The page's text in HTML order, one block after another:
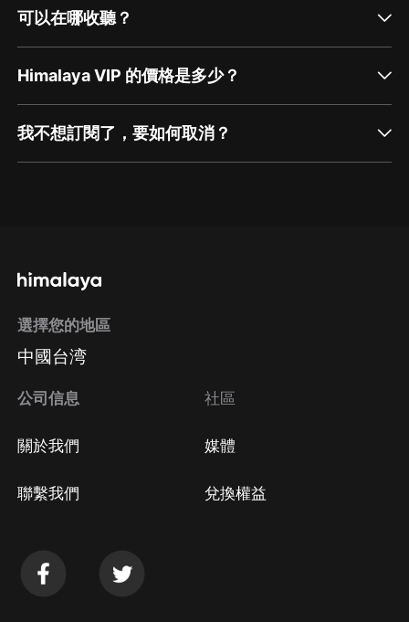
可以在哪收聽？
Himalaya VIP 的價格是多少？
我不想訂閱了，要如何取消？
方法 Google Play取消訂閱方法
選擇您的地區
中國台湾
公司信息
關於我們
聯繫我們
社區
媒體
兌換權益